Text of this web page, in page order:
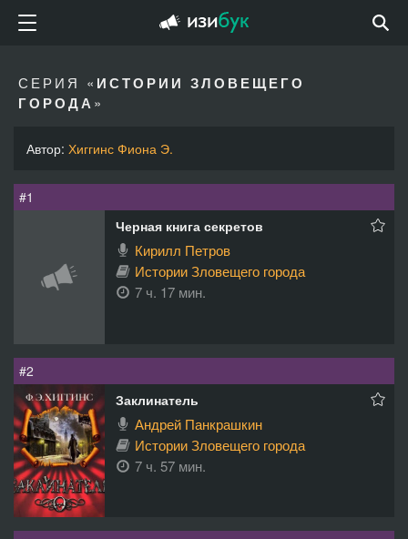
СЕРИЯ « ИСТОРИИ ЗЛОВЕЩЕГО
ГОРОДА»
Автор: Хиггинс Фиона Э.
#1
Черная книга секретов
Кирилл Петров
Истории Зловещего города
7 ч. 17 мин.
#2
Заклинатель
Андрей Панкрашкин
Истории Зловещего города
7 ч. 57 мин.